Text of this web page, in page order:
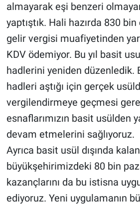
almayarak eşi benzeri
yaptıştık. Hali hazırda 830 bin
gelir vergisi muafiyetinden
KDV ödemiyor. Bu yıl basit
hadlerini yeniden düzenledik.
hadleri aştığı için gerçek
vergilendirmeye geçmesi
esnaflarımızın basit usülden
devam etmelerini sağlıyoruz.
Ayrıca basit usül dışında
büyükşehirimizdeki 80 bin
kazançlarını da bu istisna
ediyoruz. Yeni uygulamanın